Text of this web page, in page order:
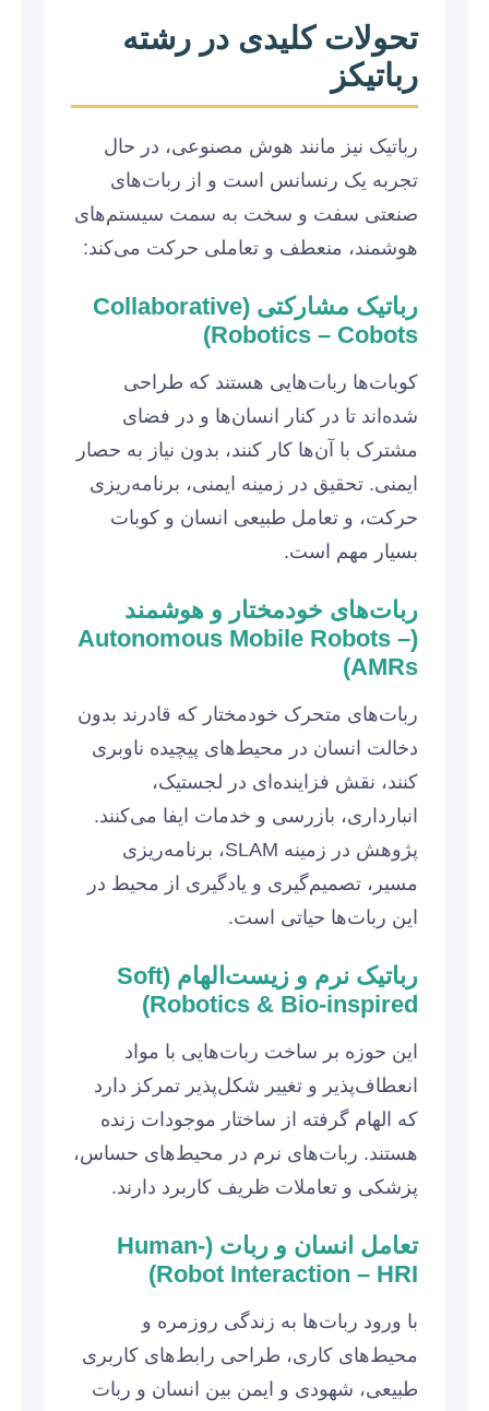
تحولات کلیدی در رشته
رباتیکز
رباتیک نیز مانند هوش مصنوعی، در حال
تجربه یک رنسانس است و از ربات‌های
صنعتی سفت و سخت به سمت سیستم‌های
هوشمند، منعطف و تعاملی حرکت می‌کند:
رباتیک مشارکتی (Collaborative
Robotics – Cobots)
کوبات‌ها ربات‌هایی هستند که طراحی
شده‌اند تا در کنار انسان‌ها و در فضای
مشترک با آن‌ها کار کنند، بدون نیاز به حصار
ایمنی. تحقیق در زمینه ایمنی، برنامه‌ریزی
حرکت، و تعامل طبیعی انسان و کوبات
بسیار مهم است.
ربات‌های خودمختار و هوشمند
(Autonomous Mobile Robots –
AMRs)
ربات‌های متحرک خودمختار که قادرند بدون
دخالت انسان در محیط‌های پیچیده ناوبری
کنند، نقش فزاینده‌ای در لجستیک،
انبارداری، بازرسی و خدمات ایفا می‌کنند.
پژوهش در زمینه SLAM، برنامه‌ریزی
مسیر، تصمیم‌گیری و یادگیری از محیط در
این ربات‌ها حیاتی است.
رباتیک نرم و زیست‌الهام (Soft
Robotics & Bio-inspired)
این حوزه بر ساخت ربات‌هایی با مواد
انعطاف‌پذیر و تغییر شکل‌پذیر تمرکز دارد
که الهام گرفته از ساختار موجودات زنده
هستند. ربات‌های نرم در محیط‌های حساس،
پزشکی و تعاملات ظریف کاربرد دارند.
تعامل انسان و ربات (Human-
Robot Interaction – HRI)
با ورود ربات‌ها به زندگی روزمره و
محیط‌های کاری، طراحی رابط‌های کاربری
طبیعی، شهودی و ایمن بین انسان و ربات